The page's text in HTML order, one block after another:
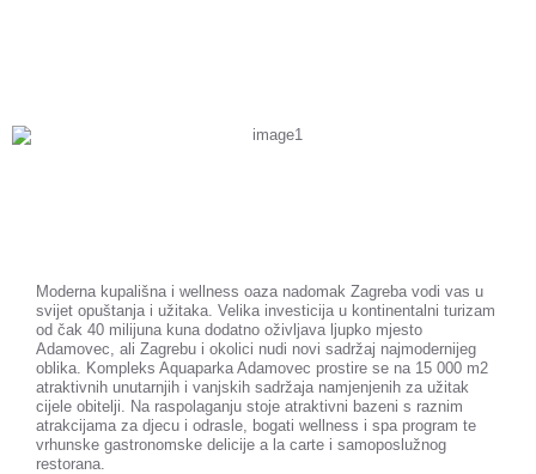
Moderna kupališna i wellness oaza nadomak Zagreba vodi vas u
svijet opuštanja i užitaka. Velika investicija u kontinentalni turizam
od čak 40 milijuna kuna dodatno oživljava ljupko mjesto
Adamovec, ali Zagrebu i okolici nudi novi sadržaj najmodernijeg
oblika. Kompleks Aquaparka Adamovec prostire se na 15 000 m2
atraktivnih unutarnjih i vanjskih sadržaja namjenjenih za užitak
cijele obitelji. Na raspolaganju stoje atraktivni bazeni s raznim
atrakcijama za djecu i odrasle, bogati wellness i spa program te
vrhunske gastronomske delicije a la carte i samoposlužnog
restorana.